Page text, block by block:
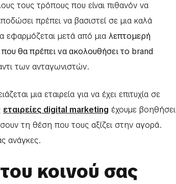
τους τρόπους που είναι πιθανόν να
πρέπει να βασιστεί σε μια καλά
εφαρμόζεται μετά από μια λεπτομερή
θα πρέπει να ακολουθήσει το brand
των ανταγωνιστών.
μια εταιρεία για να έχει επιτυχία σε
εταιρείες digital marketing έχουμε βοηθήσει
τη θέση που τους αξίζει στην αγορά.
ανάγκες.
κοινού σας